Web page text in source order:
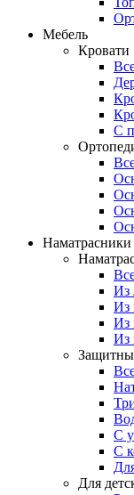
Мебель
Кровати
С
Наматрасники
Из
Из
Из
Из
С
С
Для